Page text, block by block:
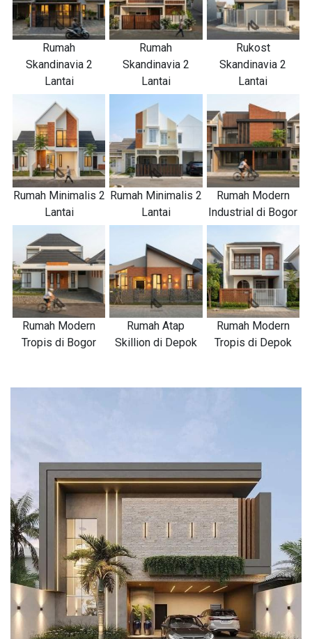
Rumah
Skandinavia 2
Lantai
Rumah
Skandinavia 2
Lantai
Rukost
Skandinavia 2
Lantai
Rumah Minimalis 2
Lantai
Rumah Minimalis 2
Lantai
Rumah Modern
Industrial di Bogor
Rumah Modern
Tropis di Bogor
Rumah Atap
Skillion di Depok
Rumah Modern
Tropis di Depok